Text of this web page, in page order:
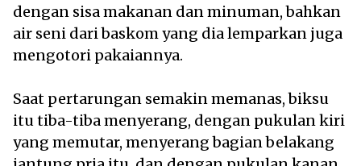
dengan sisa makanan dan minuman, bahkan
air seni dari baskom yang dia lemparkan juga
mengotori pakaiannya.
Saat pertarungan semakin memanas, biksu
itu tiba-tiba menyerang, dengan pukulan kiri
yang memutar, menyerang bagian belakang